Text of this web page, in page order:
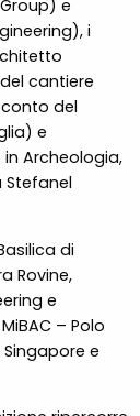
e
i
cantiere
del
e
in Archeologia,
Stefanel
di
Rovine,
e
– Polo
e